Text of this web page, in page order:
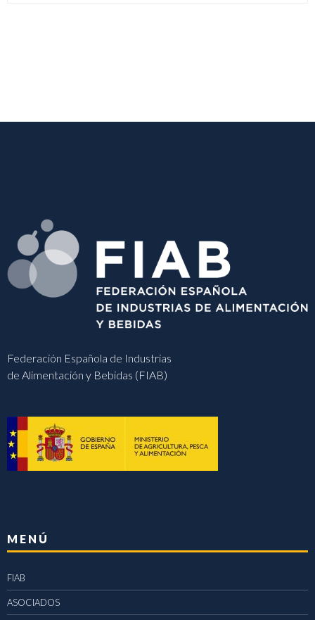
Federación Española de Industrias
de Alimentación y Bebidas (FIAB)
MENÚ
FIAB
ASOCIADOS